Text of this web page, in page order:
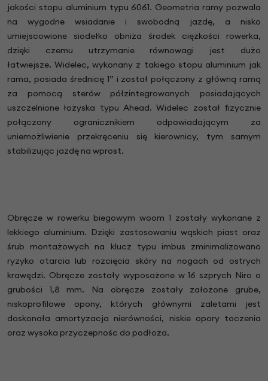
jakości stopu aluminium typu 6061. Geometria ramy pozwala
na wygodne wsiadanie i swobodną jazdę, a nisko
umiejscowione siodełko obniża środek ciężkości rowerka,
dzięki czemu utrzymanie równowagi jest dużo
łatwiejsze.Widelec, wykonany z takiego stopu aluminium jak
rama, posiada średnicę 1” i został połączony z główną ramą
za pomocą sterów półzintegrowanych posiadających
uszczelnione łożyska typu Ahead. Widelec został fizycznie
połączony ogranicznikiem odpowiadającym za
uniemożliwienie przekręceniu się kierownicy, tym samym
stabilizując jazdę na wprost.
Obręcze w rowerku biegowym woom 1 zostały wykonane z
lekkiego aluminium. Dzięki zastosowaniu wąskich piast oraz
śrub montażowych na klucz typu imbus zminimalizowano
ryzyko otarcia lub rozcięcia skóry na nogach od ostrych
krawędzi. Obręcze zostały wyposażone w 16 szprych Niro o
grubości 1,8 mm. Na obręcze zostały założone grube,
niskoprofilowe opony, których głównymi zaletami jest
doskonała amortyzacja nierówności, niskie opory toczenia
oraz wysoka przyczepnośc do podłoża.